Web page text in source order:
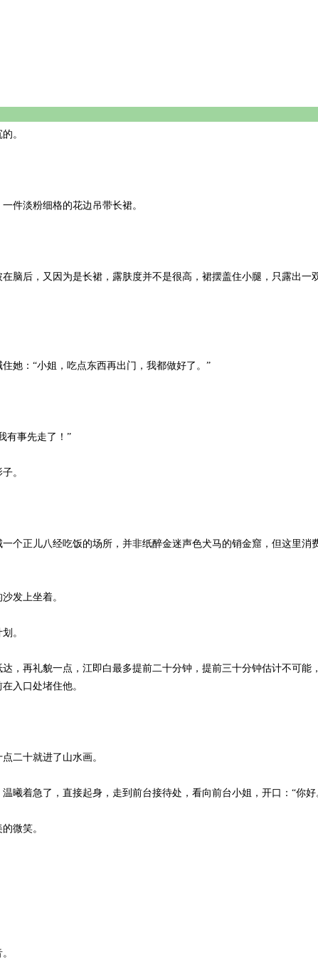
。
件淡粉细格的花边吊带长裙。
后，又因为是长裙，露肤度并不是很高，裙摆盖住小腿，只露出一
：“小姐，吃点东西再出门，我都做好了。”
有事先走了！”
。
正儿八经吃饭的场所，并非纸醉金迷声色犬马的销金窟，但这里消
发上坐着。
。
再礼貌一点，江即白最多提前二十分钟，提前三十分钟估计不可能
入口处堵住他。
二十就进了山水画。
着急了，直接起身，走到前台接待处，看向前台小姐，开口：“你好
微笑。